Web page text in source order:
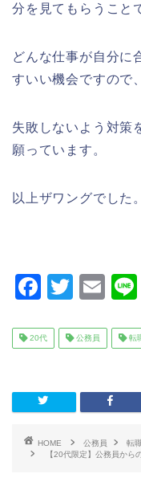
分を見てもらうこと
どんな仕事が自分に
すいい機会ですので、
失敗しないよう対策
願っています。
以上ザワングでした。
F
c
b
o
o
k
T
tt
E
ai
20代 公務員 転
HOME 公務員
転職
【20代限定】公務員から